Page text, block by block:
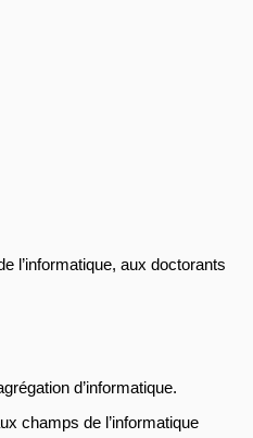
l’informatique, aux doctorants
d’informatique.
champs de l’informatique